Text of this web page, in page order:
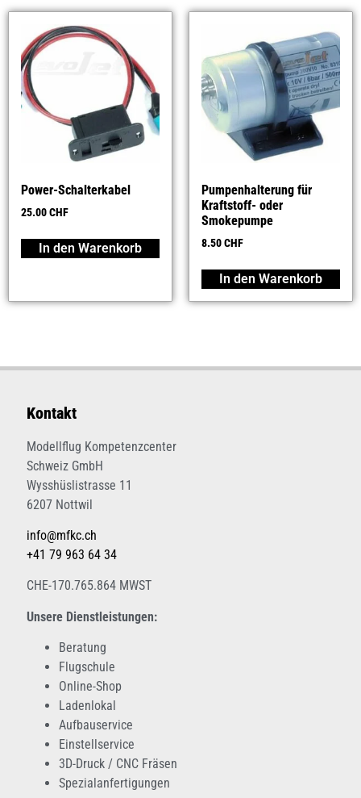
Power-Schalterkabel
25.00CHF
In den Warenkorb
Pumpenhalterung für
Kraftstoff- oder
Smokepumpe
8.50CHF
In den Warenkorb
Kontakt
Modellflug Kompetenzcenter
Schweiz GmbH
Wysshüslistrasse 11
6207 Nottwil
info@mfkc.ch
+41 79 963 64 34
CHE-170.765.864 MWST
Unsere Dienstleistungen:
Beratung
Flugschule
Online-Shop
Ladenlokal
Aufbauservice
Einstellservice
3D-Druck / CNC Fräsen
Spezialanfertigungen